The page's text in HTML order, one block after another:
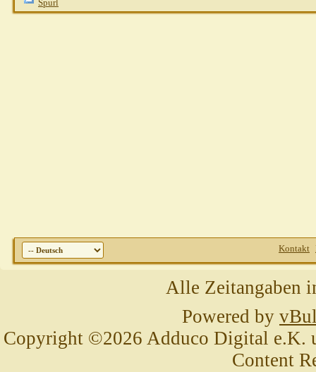
Spurl
Kontakt
Alle Zeitangaben
Powered by
Copyright ©2026 Adduco Digital e.K.
Content